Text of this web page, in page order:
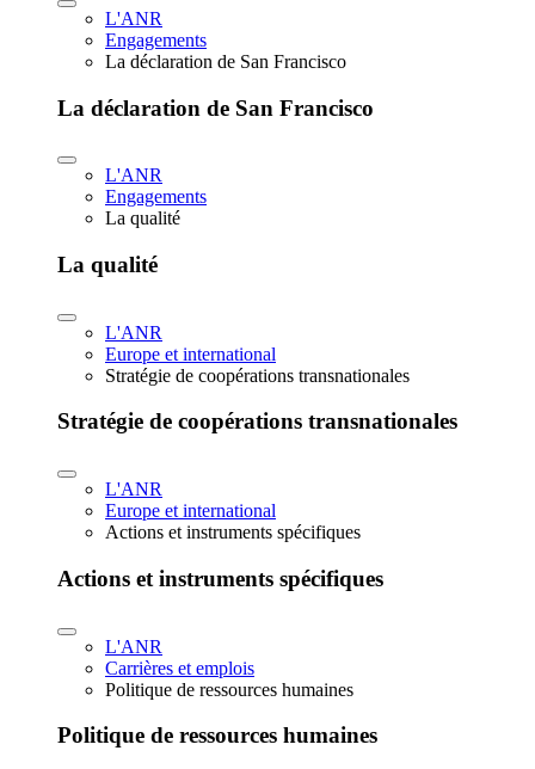
L'ANR
Engagements
La déclaration de San Francisco
La déclaration de San Francisco
L'ANR
Engagements
La qualité
La qualité
L'ANR
Europe et international
Stratégie de coopérations transnationales
Stratégie de coopérations transnationales
L'ANR
Europe et international
Actions et instruments spécifiques
Actions et instruments spécifiques
L'ANR
Carrières et emplois
Politique de ressources humaines
Politique de ressources humaines